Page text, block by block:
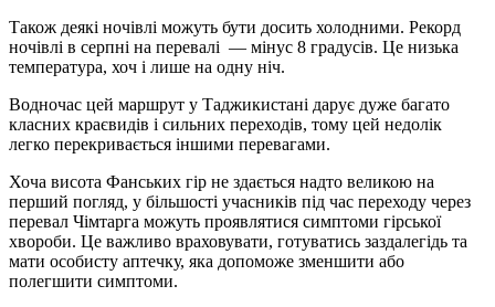
Також деякі ночівлі можуть бути досить холодними. Рекорд
ночівлі в серпні на перевалі — мінус 8 градусів. Це низька
температура, хоч і лише на одну ніч.
Водночас цей маршрут у Таджикистані дарує дуже багато
класних краєвидів і сильних переходів, тому цей недолік
легко перекривається іншими перевагами.
Хоча висота Фанських гір не здається надто великою на
перший погляд, у більшості учасників під час переходу через
перевал Чімтарга можуть проявлятися симптоми гірської
хвороби. Це важливо враховувати, готуватись заздалегідь та
мати особисту аптечку, яка допоможе зменшити або
полегшити симптоми.